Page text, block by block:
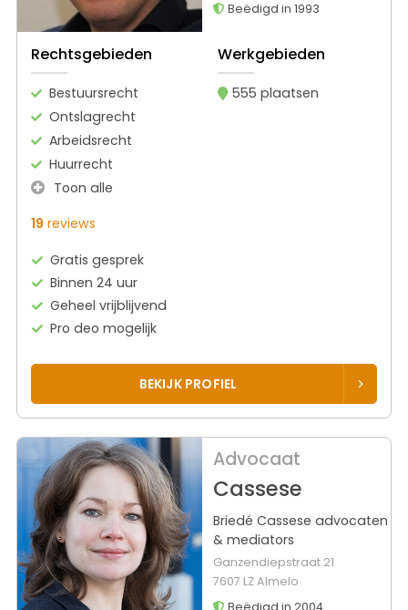
Beëdigd in 1993
Rechtsgebieden
Bestuursrecht
Ontslagrecht
Arbeidsrecht
Huurrecht
Toon alle
Werkgebieden
555 plaatsen
19 reviews
Gratis gesprek
Binnen 24 uur
Geheel vrijblijvend
Pro deo mogelijk
BEKIJK PROFIEL
Advocaat
Cassese
Briedé Cassese advocaten
& mediators
Ganzendiepstraat 21
7607 LZ Almelo